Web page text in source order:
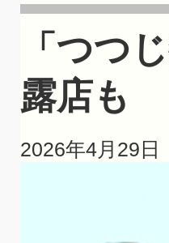
「つつ
露店も
2026年4月29日